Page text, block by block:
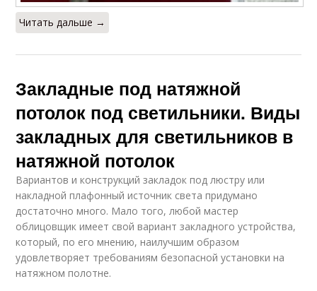
Читать дальше →
Закладные под натяжной
потолок под светильники. Виды
закладных для светильников в
натяжной потолок
Вариантов и конструкций закладок под люстру или
накладной плафонный источник света придумано
достаточно много. Мало того, любой мастер
облицовщик имеет свой вариант закладного устройства,
который, по его мнению, наилучшим образом
удовлетворяет требованиям безопасной установки на
натяжном полотне.